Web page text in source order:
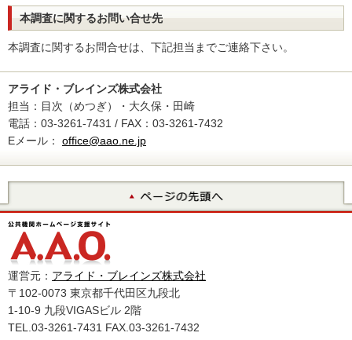
本調査に関するお問い合せ先
本調査に関するお問合せは、下記担当までご連絡下さい。
アライド・ブレインズ株式会社
担当：目次（めつぎ）・大久保・田崎
電話：03-3261-7431 / FAX：03-3261-7432
Eメール： office@aao.ne.jp
運営元： アライド・ブレインズ株式会社
〒102-0073 東京都千代田区九段北
1-10-9 九段VIGASビル 2階
TEL.03-3261-7431 FAX.03-3261-7432